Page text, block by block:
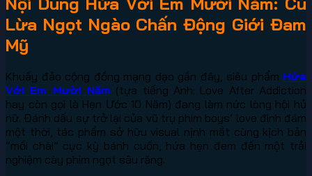
Lừa Ngọt Ngào Chấn Động Giới Đam
Mỹ
Khuấy đảo cộng đồng mạng dạo gần đây, siêu phẩm Hứa
Với Em Mười Năm (tựa tiếng Anh: Love After Addiction
hay còn gọi là Hẹn Ước 10 Năm) đang làm nức lòng hội hủ
nữ. Đánh dấu sự trở lại của vũ trụ phim boys’ love đình đám
một thời, tác phẩm sở hữu visual nịnh mắt cùng kịch bản
“mồi chài” cực kỳ bánh cuốn, hứa hẹn đem đến một trải
nghiệm cày phim ngọt sâu răng.